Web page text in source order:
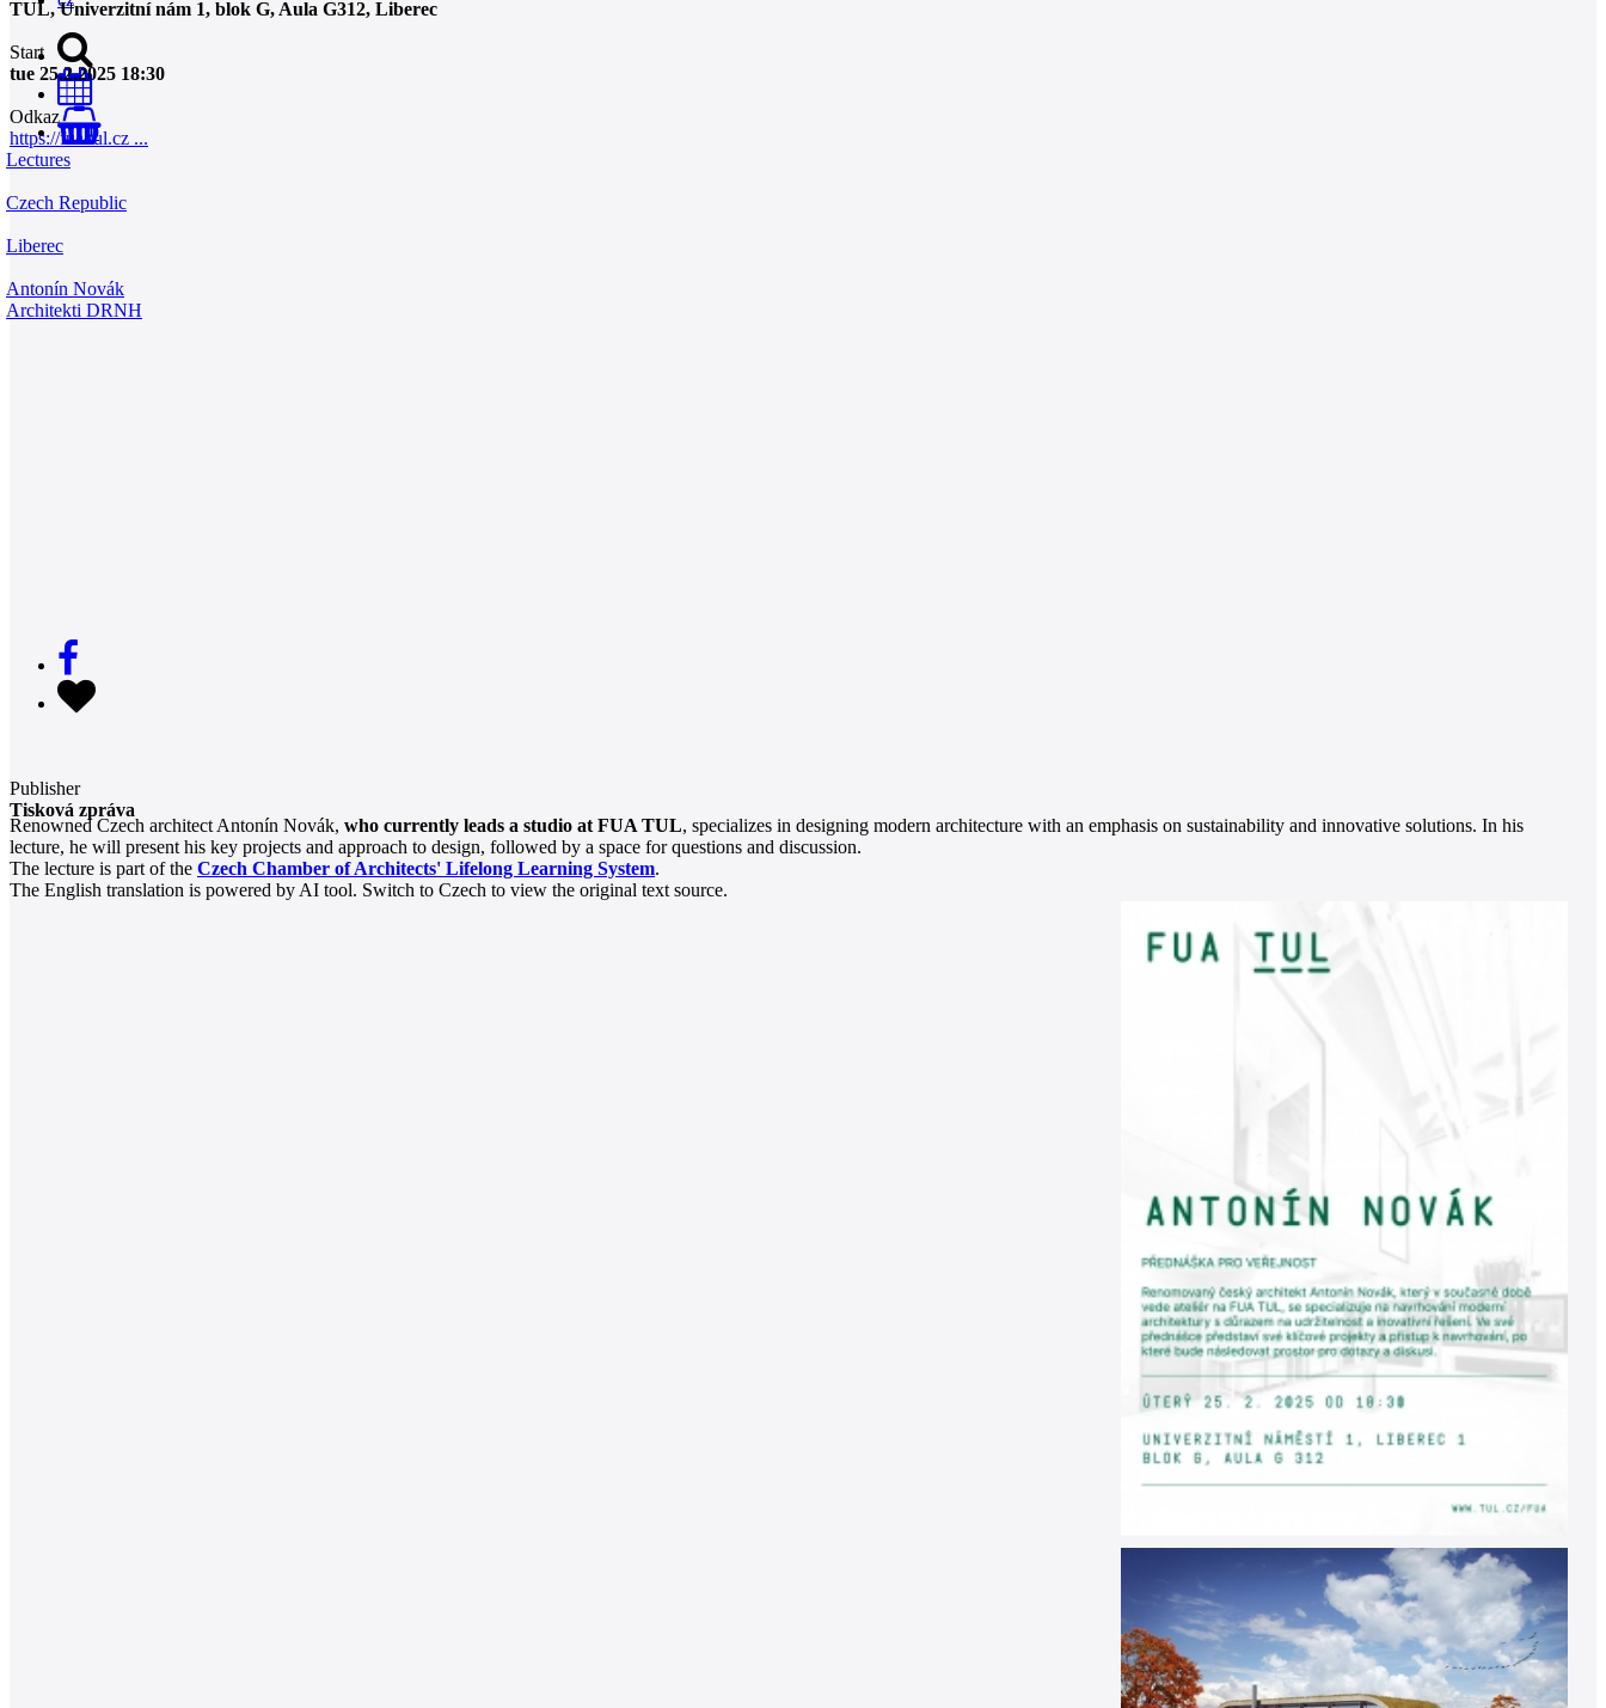
0
TUL, Univerzitní nám 1, blok G, Aula G312, Liberec
Start
tue 25.2.2025 18:30
Odkaz
https://fua.tul.cz ...
Lectures
Czech Republic
Liberec
Antonín Novák
Architekti DRNH
Publisher
Tisková zpráva
Renowned Czech architect Antonín Novák, who currently leads a studio at FUA TUL, specializes in designing modern architecture with an emphasis on sustainability and innovative solutions. In his
lecture, he will present his key projects and approach to design, followed by a space for questions and discussion.
The lecture is part of the Czech Chamber of Architects' Lifelong Learning System.
The English translation is powered by AI tool. Switch to Czech to view the original text source.